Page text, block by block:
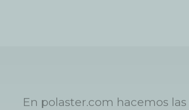
En polaster.com hacemos